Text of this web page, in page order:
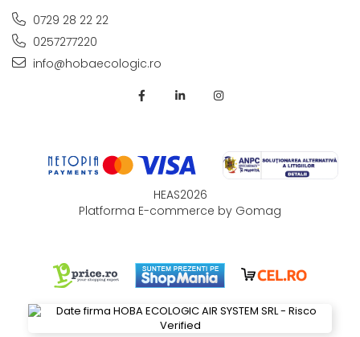
0729 28 22 22
0257277220
info@hobaecologic.ro
HEAS2026
Platforma E-commerce by Gomag